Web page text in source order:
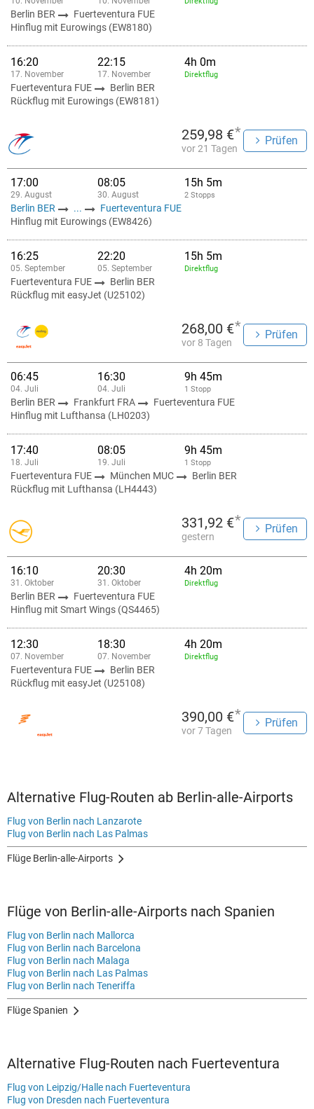
Berlin BER
Fuerteventura FUE
Hinflug mit Eurowings (EW8180)
16:20
17. November
22:15
17. November
4h 0m
Direktflug
Fuerteventura FUE
Berlin BER
Rückflug mit Eurowings (EW8181)
259,98 €*
vor 21 Tagen
Prüfen
17:00
29. August
08:05
30. August
15h 5m
2 Stopps
Berlin BER ...
Fuerteventura FUE
Hinflug mit Eurowings (EW8426)
16:25
05. September
22:20
05. September
15h 5m
Direktflug
Fuerteventura FUE
Berlin BER
Rückflug mit easyJet (U25102)
268,00 €*
vor 8 Tagen
Prüfen
06:45
04. Juli
16:30
04. Juli
9h 45m
1 Stopp
Berlin BER Frankfurt FRA
Fuerteventura FUE
Hinflug mit Lufthansa (LH0203)
17:40
18. Juli
08:05
19. Juli
9h 45m
1 Stopp
Fuerteventura FUE München MUC
Berlin BER
Rückflug mit Lufthansa (LH4443)
331,92 €*
gestern
Prüfen
16:10
31. Oktober
20:30
31. Oktober
4h 20m
Direktflug
Berlin BER
Fuerteventura FUE
Hinflug mit Smart Wings (QS4465)
12:30
07. November
18:30
07. November
4h 20m
Direktflug
Fuerteventura FUE
Berlin BER
Rückflug mit easyJet (U25108)
390,00 €*
vor 7 Tagen
Prüfen
Alternative Flug-Routen ab Berlin-alle-Airports
Flug von Berlin nach Lanzarote
Flug von Berlin nach Las Palmas
Flüge Berlin-alle-Airports
Flüge von Berlin-alle-Airports nach Spanien
Flug von Berlin nach Mallorca
Flug von Berlin nach Barcelona
Flug von Berlin nach Malaga
Flug von Berlin nach Las Palmas
Flug von Berlin nach Teneriffa
Flüge Spanien
Alternative Flug-Routen nach Fuerteventura
Flug von Leipzig/Halle nach Fuerteventura
Flug von Dresden nach Fuerteventura